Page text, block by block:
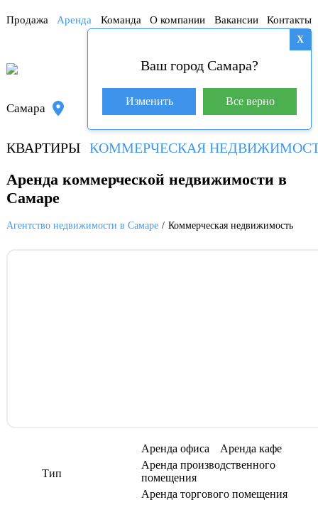
Продажа Аренда Команда О компании Вакансии Контакты
База покупателей (601)
Самара 8 800 250-04-53
КВАРТИРЫ КОММЕРЧЕСКАЯ
X
Ваш город Самара?
Изменить Все верно
Аренда коммерческой недвижимости в
Самаре
Агентство недвижимости в Самаре Коммерческая недвижимость
Тип
Аренда офиса
Аренда кафе
Аренда производственного
помещения
Аренда торгового помещения